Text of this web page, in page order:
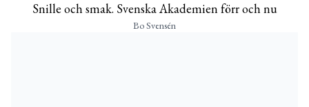
Snille och smak. Svenska Akademien förr och nu
Bo Svensén